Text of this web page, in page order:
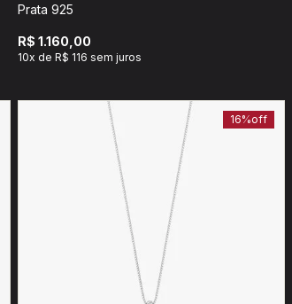
Prata 925
R$ 1.160,00
10x de R$ 116 sem juros
16%off